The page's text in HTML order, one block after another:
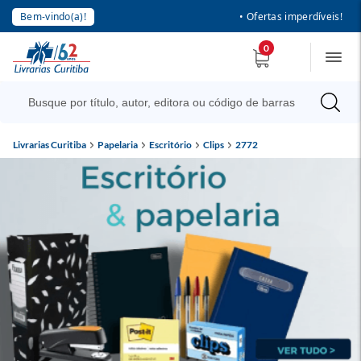
Bem-vindo(a)! • Ofertas imperdíveis!
0
Livrarias Curitiba Papelaria Escritório Clips 2772